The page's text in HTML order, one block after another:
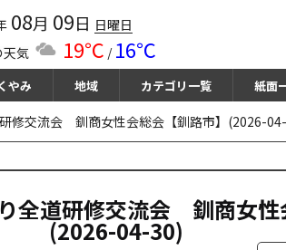
08月 09日 日曜日
天気
19℃ / 16℃
やみ 地域 カテゴリ一覧 紙面
修交流会 釧商女性会総会【釧路市】(2026-
全道研修交流会 釧商女性
(2026-04-30)